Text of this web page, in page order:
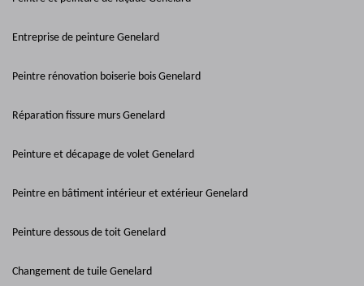
Entreprise de peinture Genelard
Peintre rénovation boiserie bois Genelard
Réparation fissure murs Genelard
Peinture et décapage de volet Genelard
Peintre en bâtiment intérieur et extérieur Genelard
Peinture dessous de toit Genelard
Changement de tuile Genelard